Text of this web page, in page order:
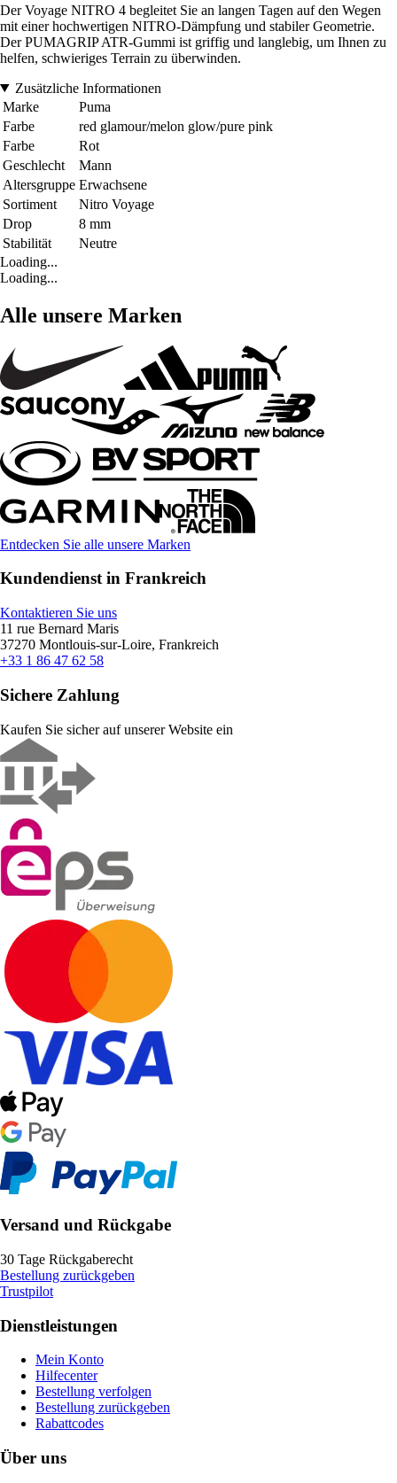
Der Voyage NITRO 4 begleitet Sie an langen Tagen auf den Wegen
mit einer hochwertigen NITRO-Dämpfung und stabiler Geometrie.
Der PUMAGRIP ATR-Gummi ist griffig und langlebig, um Ihnen zu
helfen, schwieriges Terrain zu überwinden.
Zusätzliche Informationen
Marke
Puma
Farbe
red glamour/melon glow/pure pink
Farbe
Rot
Geschlecht
Mann
Altersgruppe Erwachsene
Sortiment
Nitro Voyage
Drop
8 mm
Stabilität
Neutre
Loading...
Loading...
Alle unsere Marken
Entdecken Sie alle unsere Marken
Kundendienst in Frankreich
Kontaktieren Sie uns
11 rue Bernard Maris
37270 Montlouis-sur-Loire, Frankreich
+33 1 86 47 62 58
Sichere Zahlung
Kaufen Sie sicher auf unserer Website ein
Versand und Rückgabe
30 Tage Rückgaberecht
Bestellung zurückgeben
Trustpilot
Dienstleistungen
Mein Konto
Hilfecenter
Bestellung verfolgen
Bestellung zurückgeben
Rabattcodes
Über uns